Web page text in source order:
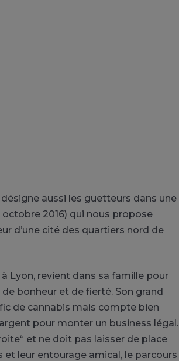
désigne aussi les guetteurs dans une
2016) qui nous propose
d’une cité des quartiers nord de
Lyon, revient dans sa famille pour
bonheur et de fierté. Son grand
de cannabis mais compte bien
pour monter un business légal.
et ne doit pas laisser de place
leur entourage amical, le parcours